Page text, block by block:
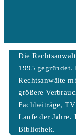
Die
1995 gegründet.
Rechtsanwälte
größere
Fachbeiträge,
Laufe der Jahre.
Bibliothek.